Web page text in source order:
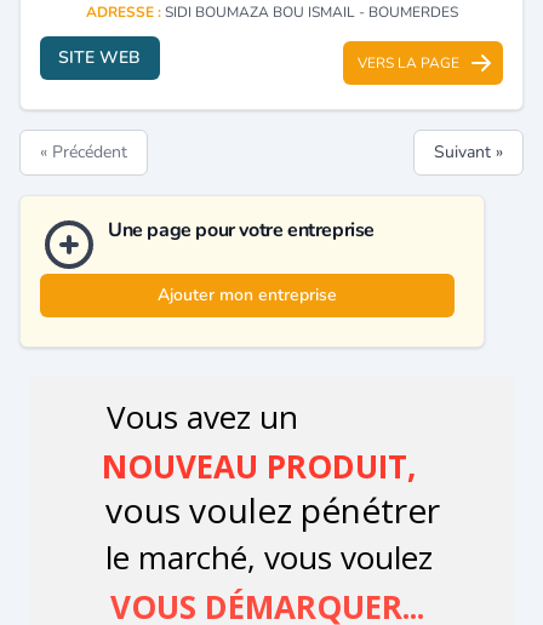
ADRESSE :SIDI BOUMAZA BOU ISMAIL - BOUMERDES
SITE WEB VERS LA PAGE
« Précédent Suivant »
Une page pour votre entreprise
Ajouter mon entreprise